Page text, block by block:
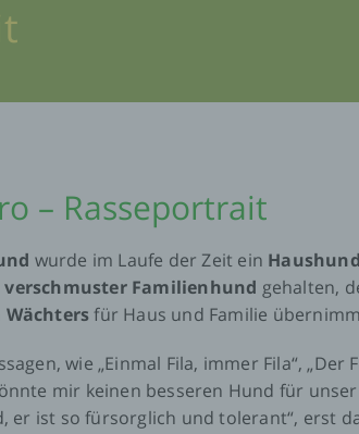
– Rasseportrait
wurde im Laufe der Zeit ein Haushund
verschmuster Familienhund gehalten,
Wächtersfür Haus und Familie
wie „Einmal Fila, immer Fila“, „Der
mir keinen besseren Hund für
er ist so fürsorglich und tolerant“, erst